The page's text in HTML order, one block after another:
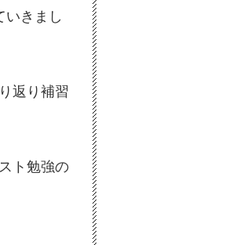
いきまし
返り補習
ト勉強の